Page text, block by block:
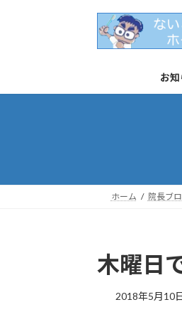
へ
ョ
お
ホーム 院長ブ
木曜日
2018年5月10